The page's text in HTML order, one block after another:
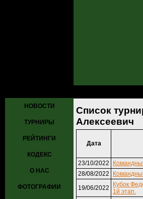
НОВОСТИ
ТУРНИРЫ
РЕЙТИНГИ
КОДЕКС
О НАС
ФОТОГРАФИИ
Список
Алексеевич
Дата
23/10/2022
28/08/2022
19/06/2022
Кубок
1й этап.